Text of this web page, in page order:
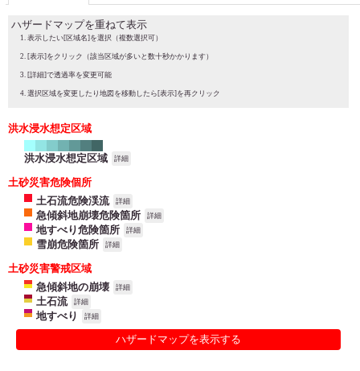
ハザードマップを重ねて表示
表示したい[区域名]を選択（複数選択可）
[表示]をクリック（該当区域が多いと数十秒かかります）
[詳細]で透過率を変更可能
選択区域を変更したり地図を移動したら[表示]を再クリック
洪水浸水想定区域
洪水浸水想定区域 詳細
土砂災害危険個所
土石流危険渓流
詳細
急傾斜地崩壊危険箇所 詳細
地すべり危険箇所 詳細
雪崩危険箇所 詳細
土砂災害警戒区域
急傾斜地の崩壊
詳細
土石流 詳細
地すべり 詳細
ハザードマップを表示する